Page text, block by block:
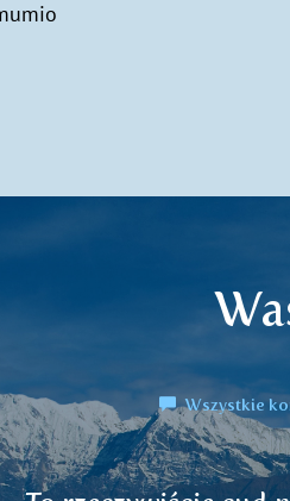
Wszystkie